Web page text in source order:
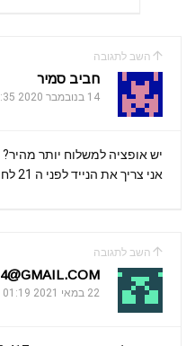
השב לתגובה
חביב סמיר
14 בנובמבר 2020 at 02:35
יש אופציה למשלוח יותר מהיר?
אני צריך את הנייד לפני ה 21 לחודש!
השב לתגובה
22 במאי 2021 at 01:19